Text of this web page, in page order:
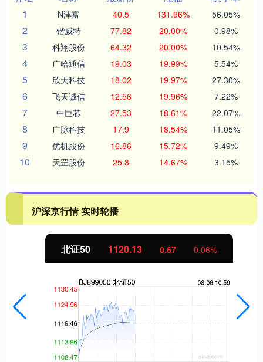
1
N津富 40.5 131.96% 56.05%
2 锴威特 77.82 20.00% 0.98%
3 科翔股份 64.32 20.00% 10.54%
4 广哈通信 19.03 19.99% 5.54%
5 欣天科技 18.02 19.97% 27.30%
6 飞天诚信 12.56 19.96% 7.22%
7 中巨芯 27.53 18.61% 22.07%
8 广脉科技 17.9 18.54% 11.05%
9 优机股份 16.86 15.72% 9.49%
10 天罡股份 25.8 14.67% 3.15%
沪深京行情 实时轮播
北证50 1120.13 0.67 0.06%